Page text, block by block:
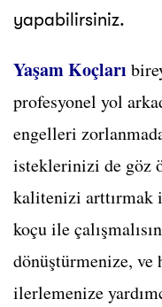
yapabilirsiniz.
Yaşam Koçları
profesyonel yol
engelleri
isteklerinizi de göz
kalitenizi arttırmak
koçu ile
dönüştürmenize, ve
ilerlemenize